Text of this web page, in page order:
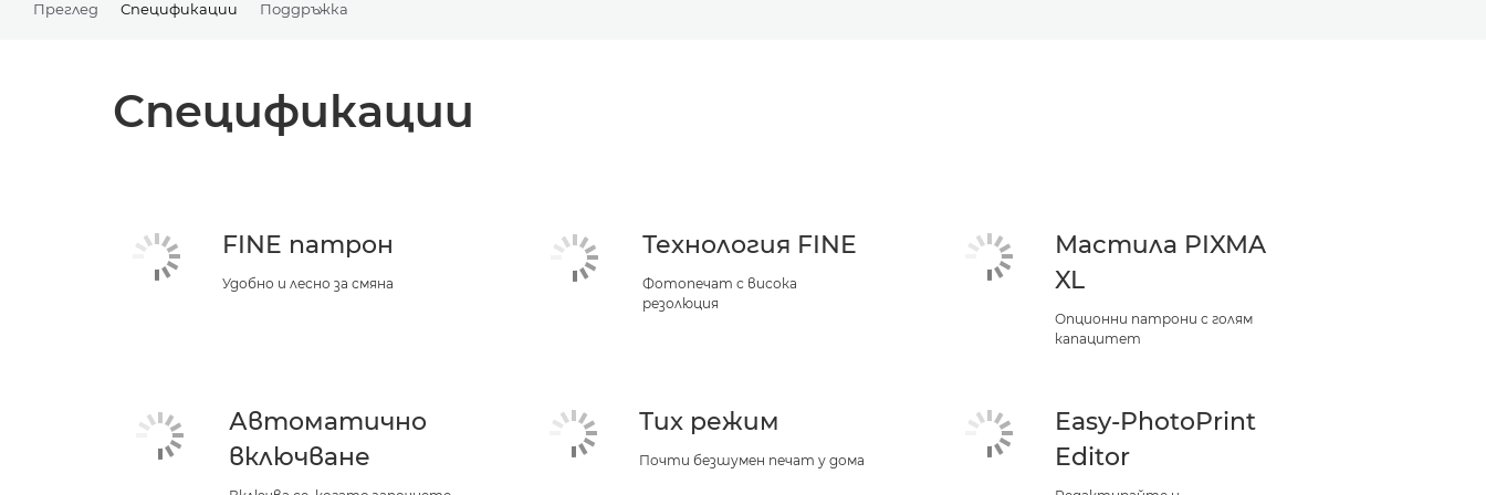
Преглед Спецификации Поддръжка
Спецификации
FINE патрон
Удобно и лесно за смяна
Технология FINE
Фотопечат с висока
резолюция
Мастила PIXMA
XL
Опционни патрони с голям
капацитет
Автоматично
включване
Тих режим
Почти безшумен печат у дома
Easy-PhotoPrint
Editor